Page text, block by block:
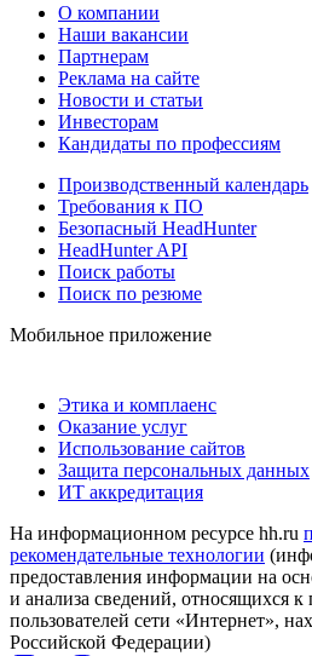
О компании
Наши вакансии
Партнерам
Реклама на сайте
Новости и статьи
Инвесторам
Кандидаты по профессиям
Производственный календарь
Требования к ПО
Безопасный HeadHunter
HeadHunter API
Поиск работы
Поиск по резюме
Мобильное приложение
Этика и комплаенс
Оказание услуг
Использование сайтов
Защита персональных данных
ИТ аккредитация
На информационном ресурсе hh.ru
рекомендательные технологии
предоставления информации на
и анализа сведений, относящихся к
пользователей сети «Интернет»,
Российской Федерации)